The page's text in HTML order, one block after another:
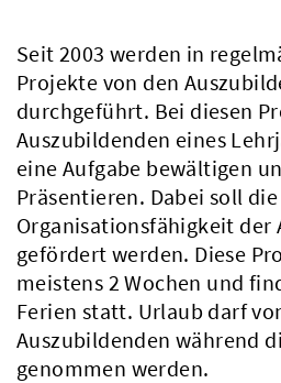
Seit 2003 werden in
Projekte von den
durchgeführt. Bei diesen
Auszubildenden eines
eine Aufgabe bewältigen
Präsentieren. Dabei soll
Organisationsfähigkeit der
gefördert werden. Diese
meistens 2 Wochen und
Ferien statt. Urlaub darf
Auszubildenden während
genommen werden.